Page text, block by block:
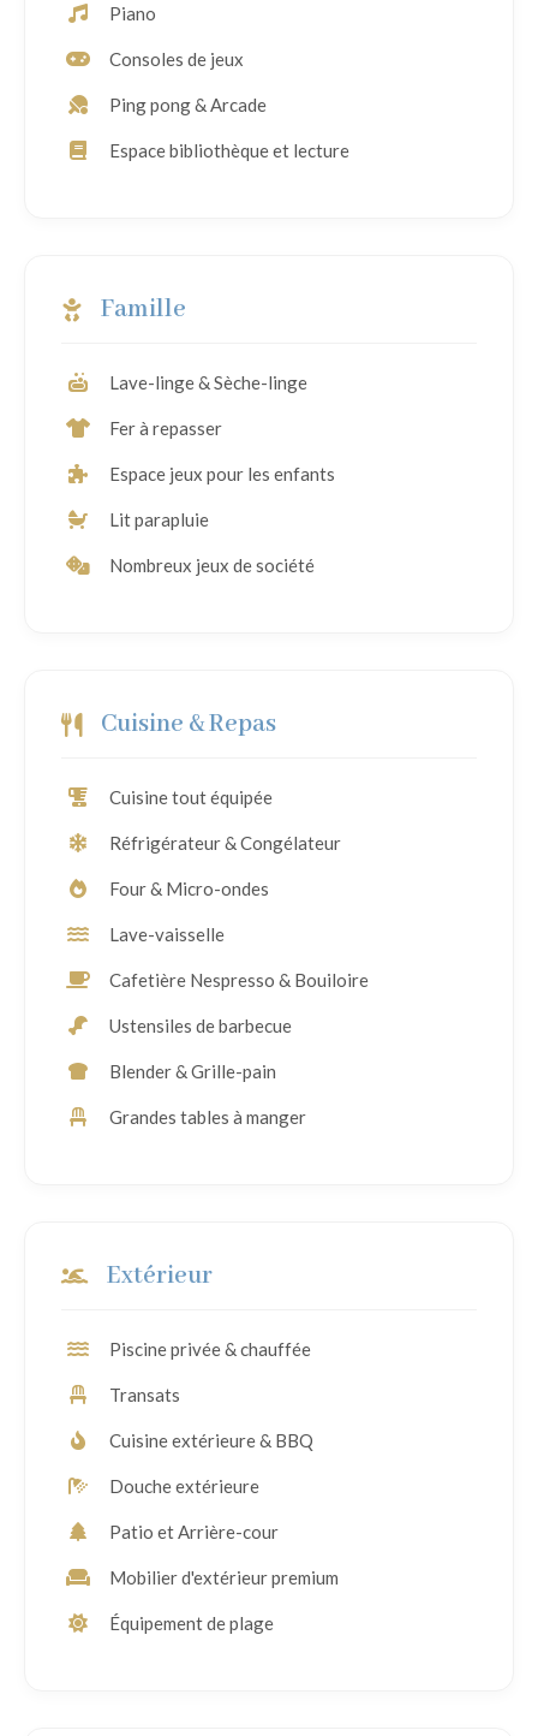
Piano
Consoles de jeux
Ping pong & Arcade
Espace bibliothèque et lecture
Famille
Lave-linge & Sèche-linge
Fer à repasser
Espace jeux pour les enfants
Lit parapluie
Nombreux jeux de société
Cuisine & Repas
Cuisine tout équipée
Réfrigérateur & Congélateur
Four & Micro-ondes
Lave-vaisselle
Cafetière Nespresso & Bouiloire
Ustensiles de barbecue
Blender & Grille-pain
Grandes tables à manger
Extérieur
Piscine privée & chauffée
Transats
Cuisine extérieure & BBQ
Douche extérieure
Patio et Arrière-cour
Mobilier d'extérieur premium
Équipement de plage